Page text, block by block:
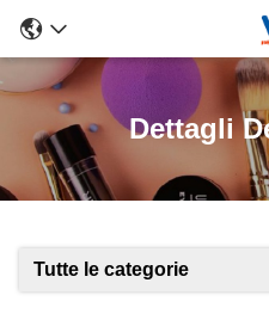
Dettagli
Tutte le categorie